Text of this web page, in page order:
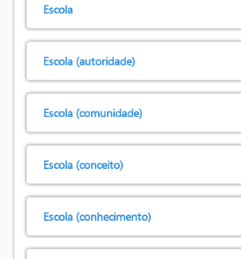
Escola
Escola (autoridade)
Escola (comunidade)
Escola (conceito)
Escola (conhecimento)